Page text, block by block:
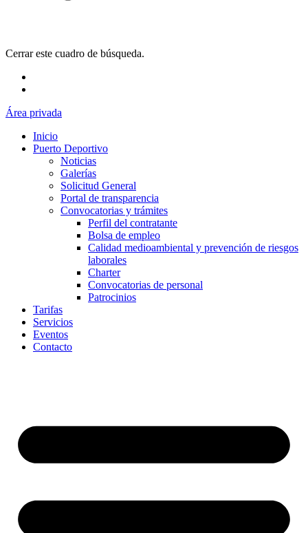
Cerrar este cuadro de búsqueda.
Área privada
Inicio
Puerto Deportivo
Noticias
Galerías
Solicitud General
Portal de transparencia
Convocatorias y trámites
Perfil del contratante
Bolsa de empleo
Calidad medioambiental y prevención de riesgos
laborales
Charter
Convocatorias de personal
Patrocinios
Tarifas
Servicios
Eventos
Contacto